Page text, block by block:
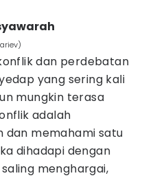
dan perdebatan
yang sering kali
mungkin terasa
adalah
dan memahami satu
dihadapi dengan
menghargai,